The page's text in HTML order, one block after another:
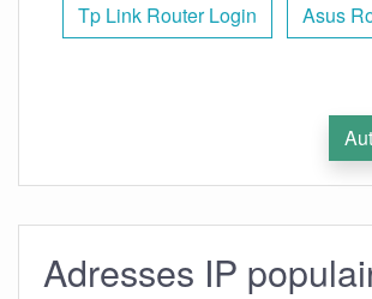
Tp Link Router Login Asus
Adresses IP